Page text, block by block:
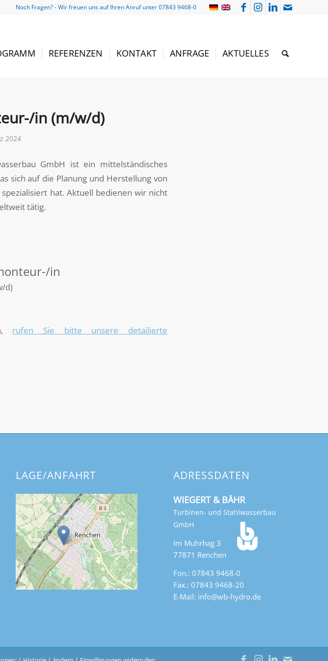
Noch Fragen? - Wir freuen uns auf Ihren Anruf unter 07843 9468-0
REFERENZEN KONTAKT ANFRAGE AKTUELLES
in (m/w/d)
2024
GmbH ist ein mittelständisches
sich auf die Planung und Herstellung von
hat. Aktuell bedienen wir nicht
tätig.
in
d)
rufen Sie bitte unsere detailierte
LAGE/ANFAHRT ADRESSDATEN
WIEGERT & BÄHR
Turbinen- und Stahlwasserbau
GmbH
Im Muhrhag 3
77871 Renchen
Fon.: 07843 9468-0
Fax.: 07843 9468-20
E-Mail: info@wb-hydro.de